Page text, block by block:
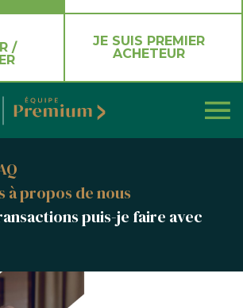
/
JE SUIS PREMIER
ACHETEUR
à propos de nous
puis-je faire avec